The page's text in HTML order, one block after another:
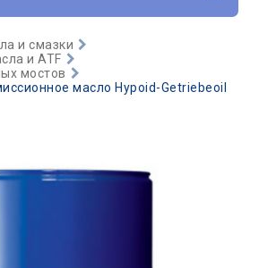
и смазки
и ATF
мостов
масло Hypoid-Getriebeoil